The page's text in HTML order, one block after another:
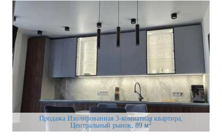
Продажа Изолированная 3-комнатная квартира,
Центральный рынок , 89 м2